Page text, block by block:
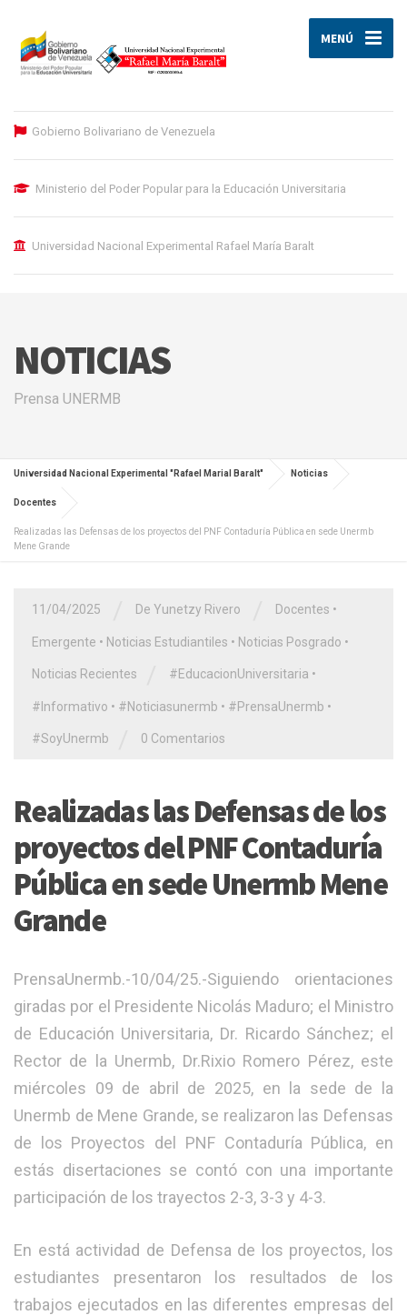
MENÚ
Gobierno Bolivariano de Venezuela
Ministerio del Poder Popular para la Educación Universitaria
Universidad Nacional Experimental Rafael María Baralt
NOTICIAS
Prensa UNERMB
Universidad Nacional Experimental "Rafael Marial Baralt" Noticias
Docentes
Realizadas las Defensas de los proyectos del PNF Contaduría Pública en sede Unermb
Mene Grande
11/04/2025 De Yunetzy Rivero Docentes •
Emergente • Noticias Estudiantiles • Noticias Posgrado •
Noticias Recientes #EducacionUniversitaria •
#Informativo • #Noticiasunermb • #PrensaUnermb •
#SoyUnermb 0 Comentarios
Realizadas las Defensas de los
proyectos del PNF Contaduría
Pública en sede Unermb Mene
Grande
PrensaUnermb.-10/04/25.-Siguiendo orientaciones
giradas por el Presidente Nicolás Maduro; el Ministro
de Educación Universitaria, Dr. Ricardo Sánchez; el
Rector de la Unermb, Dr.Rixio Romero Pérez, este
miércoles 09 de abril de 2025, en la sede de la
Unermb de Mene Grande, se realizaron las Defensas
de los Proyectos del PNF Contaduría Pública, en
estás disertaciones se contó con una importante
participación de los trayectos 2-3, 3-3 y 4-3.
En está actividad de Defensa de los proyectos, los
estudiantes presentaron los resultados de los
trabajos ejecutados en las diferentes empresas del